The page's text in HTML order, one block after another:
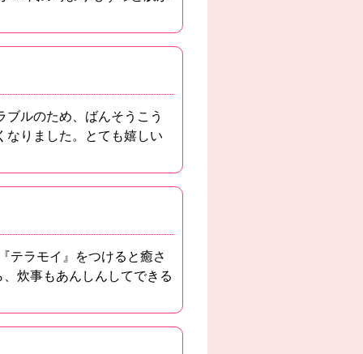
ルのため、ばんそうこう
なりました。とても嬉しい
ラモイ』をつけると癒さ
炊事もあんしんしてできる